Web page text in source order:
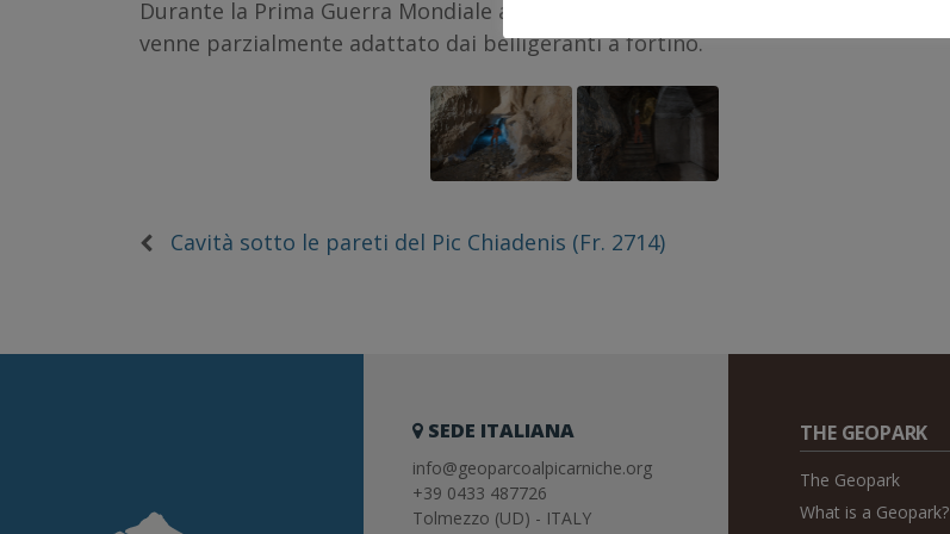
Durante la Prima Guerra Mondiale anche questo sistema di gallerie, come altri,
venne parzialmente adattato dai belligeranti a fortino.
Cavità sotto le pareti del Pic Chiadenis (Fr. 2714)
SEDE ITALIANA
info@geoparcoalpicarniche.org
+39 0433 487726
Tolmezzo (UD) - ITALY
THE GEOPARK
The Geopark
What is a Geopark?